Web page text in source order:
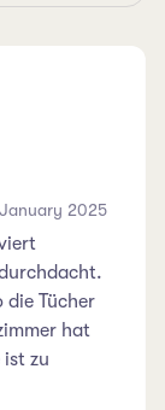
January 2025
die Tücher
hat
ist zu